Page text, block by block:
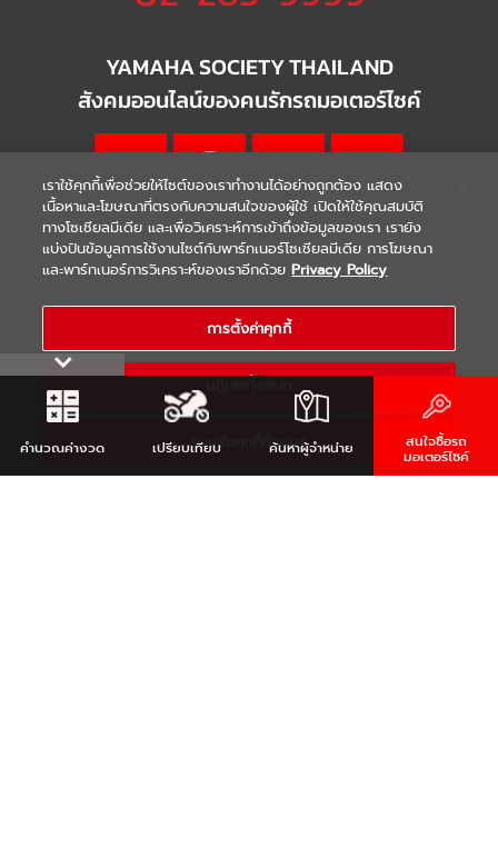
YAMAHA SOCIETY THAILAND
สังคมออนไลน์ของคนรักรถมอเตอร์ไซค์
WARRANTY | Terms & Conditions
COPYRIGHT 2021 THAI YAMAHA MOTOR CO.,LTD. ALL RIGHTS
RESERVED
คำนวณค่างวด เปรียบเทียบ ค้นหาผู้จำหน่าย สนใจซื้อรถ
มอเตอร์ไซค์
เราใช้คุกกี้เพื่อช่วยให้ไซต์ของเราทำงานได้อย่างถูกต้อง แสดง
เนื้อหาและโฆษณาที่ตรงกับความสนใจของผู้ใช้ เปิดให้ใช้คุณสมบัติ
ทางโซเชียลมีเดีย และเพื่อวิเคราะห์การเข้าถึงข้อมูลของเรา เรายัง
แบ่งปันข้อมูลการใช้งานไซต์กับพาร์ทเนอร์โซเชียลมีเดีย การโฆษณา
และพาร์ทเนอร์การวิเคราะห์ของเราอีกด้วย Privacy Policy
การตั้งค่าคุกกี้
ยอมรับคุกกี้ทั้งหมด